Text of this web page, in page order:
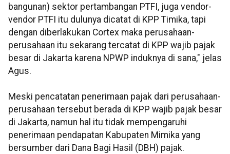
bangunan) sektor pertambangan PTFI, juga vendor-
vendor PTFI itu dulunya dicatat di KPP Timika, tapi
dengan diberlakukan Cortex maka perusahaan-
perusahaan itu sekarang tercatat di KPP wajib pajak
besar di Jakarta karena NPWP induknya di sana," jelas
Agus.
Meski pencatatan penerimaan pajak dari perusahaan-
perusahaan tersebut berada di KPP wajib pajak besar
di Jakarta, namun hal itu tidak mempengaruhi
penerimaan pendapatan Kabupaten Mimika yang
bersumber dari Dana Bagi Hasil (DBH) pajak.